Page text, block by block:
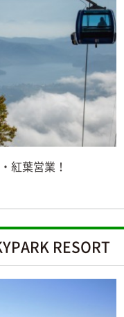
紅葉営業！
RESORT